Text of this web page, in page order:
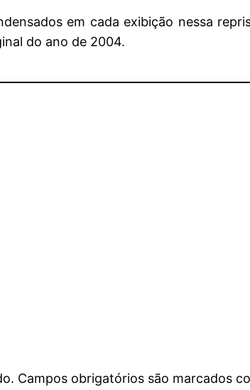
em cada exibição nessa
do ano de 2004.
Campos obrigatórios são marcados